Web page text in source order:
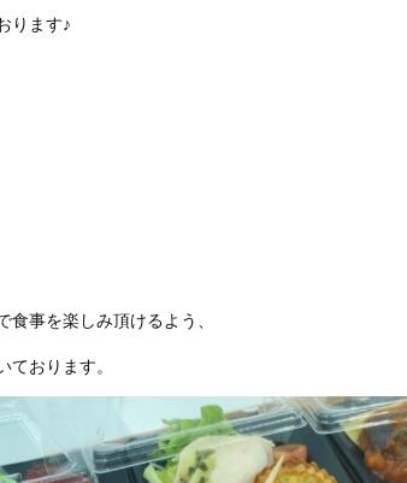
ります♪
事を楽しみ頂けるよう、
おります。